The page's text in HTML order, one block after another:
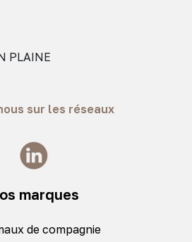
PLAINE
sur les réseaux
marques
de compagnie